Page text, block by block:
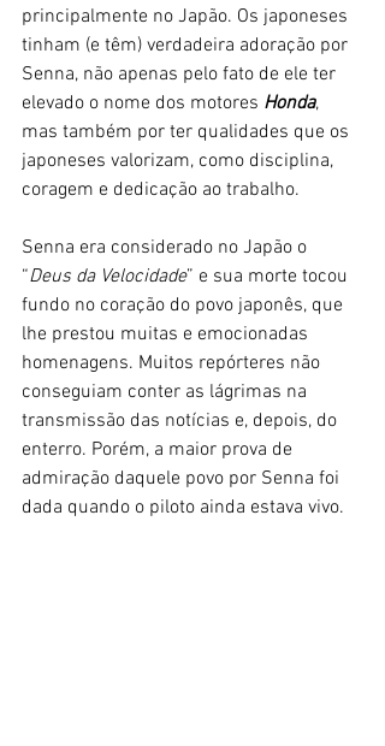
principalmente no Japão. Os japoneses
tinham (e têm) verdadeira adoração por
Senna, não apenas pelo fato de ele ter
elevado o nome dos motores Honda,
mas também por ter qualidades que os
japoneses valorizam, como disciplina,
coragem e dedicação ao trabalho.
Senna era considerado no Japão o
“Deus da Velocidade” e sua morte tocou
fundo no coração do povo japonês, que
lhe prestou muitas e emocionadas
homenagens. Muitos repórteres não
conseguiam conter as lágrimas na
transmissão das notícias e, depois, do
enterro. Porém, a maior prova de
admiração daquele povo por Senna foi
dada quando o piloto ainda estava vivo.